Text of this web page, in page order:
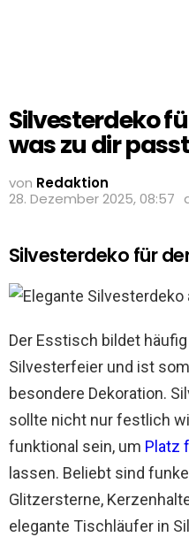
Silvesterdeko
was zu dir
von Redaktion
28. Dezember 2025, 08:57
Silvesterdeko für
Der Esstisch bildet
Silvesterfeier und ist
besondere Dekoration.
sollte nicht nur festlich
funktional sein, um Platz
lassen. Beliebt sind
Glitzersterne,
elegante Tischläufer in